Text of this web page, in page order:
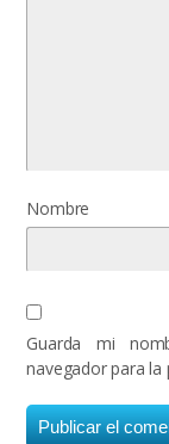
Nombre
Guarda mi
navegador para la